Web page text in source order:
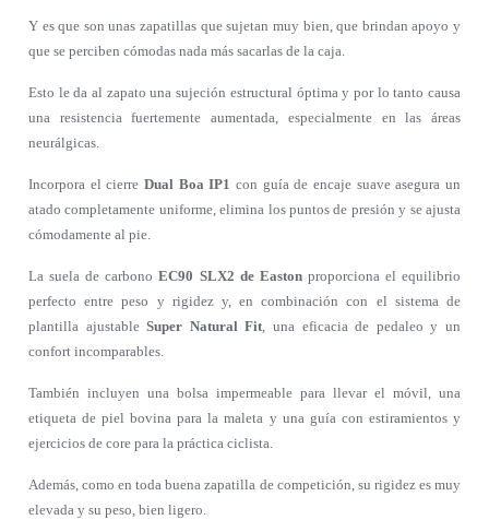
Y es que son unas zapatillas que sujetan muy bien, que brindan apoyo y
que se perciben cómodas nada más sacarlas de la caja.
Esto le da al zapato una sujeción estructural óptima y por lo tanto causa
una resistencia fuertemente aumentada, especialmente en las áreas
neurálgicas.
Incorpora el cierre Dual Boa IP1 con guía de encaje suave asegura un
atado completamente uniforme, elimina los puntos de presión y se ajusta
cómodamente al pie.
La suela de carbonoEC90 SLX2 de Eastonproporciona el equilibrio
perfecto entre peso y rigidez y, en combinación con el sistema de
plantilla ajustableSuper Natural Fit, una eficacia de pedaleo y un
confort incomparables.
También incluyen una bolsa impermeable para llevar el móvil, una
etiqueta de piel bovina para la maleta y una guía con estiramientos y
ejercicios de core para la práctica ciclista.
Además, como en toda buena zapatilla de competición, su rigidez es muy
elevada y su peso, bien ligero.